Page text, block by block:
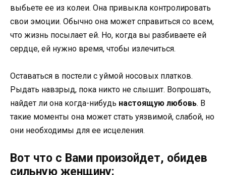
выбьете ее из колеи. Она привыкла контролировать
свои эмоции. Обычно она может справиться со всем,
что жизнь посылает ей. Но, когда вы разбиваете ей
сердце, ей нужно время, чтобы излечиться.
Оставаться в постели с уймой носовых платков.
Рыдать навзрыд, пока никто не слышит. Вопрошать,
найдет ли она когда-нибудь настоящую любовь. В
такие моменты она может стать уязвимой, слабой, но
они необходимы для ее исцеления.
Вот что с Вами произойдет, обидев
сильную женщину: